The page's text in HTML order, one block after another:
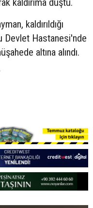
kaldırıma düştü.
kaldırıldığı
Devlet Hastanesi'nde
altına alındı.